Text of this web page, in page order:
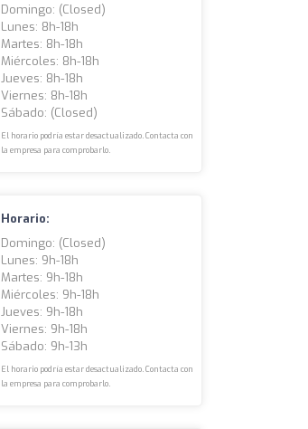
Domingo: (closed)
Lunes: 8h-18h
Martes: 8h-18h
Miércoles: 8h-18h
Jueves: 8h-18h
Viernes: 8h-18h
Sábado: (closed)
El horario podría estar desactualizado. Contacta con
la empresa para comprobarlo.
Horario:
Domingo: (closed)
Lunes: 9h-18h
Martes: 9h-18h
Miércoles: 9h-18h
Jueves: 9h-18h
Viernes: 9h-18h
Sábado: 9h-13h
El horario podría estar desactualizado. Contacta con
la empresa para comprobarlo.